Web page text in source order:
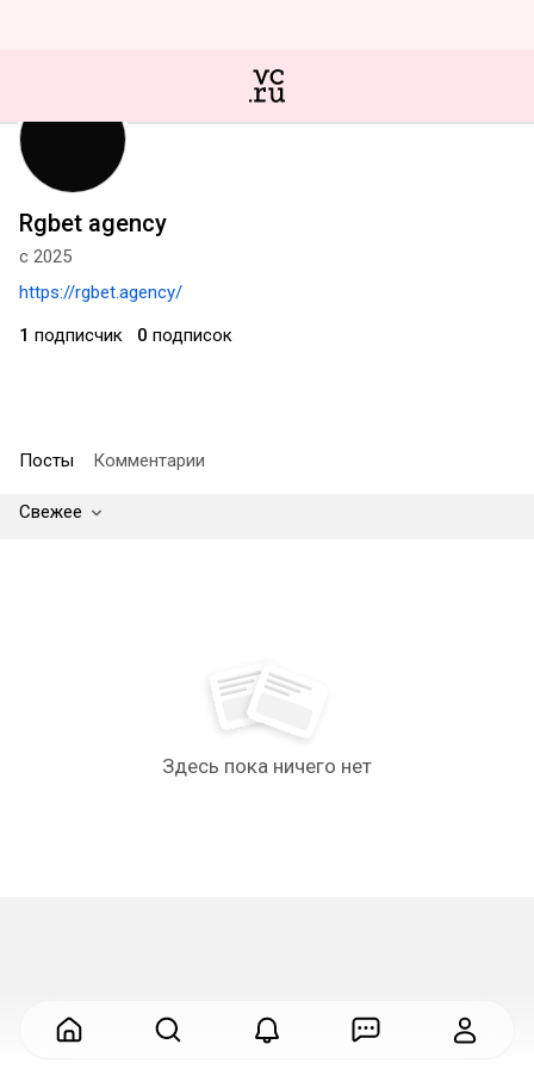
Rgbet agency
с 2025
https://rgbet.agency/
1 подписчик 0 подписок
Посты Комментарии
Свежее
Здесь пока ничего нет